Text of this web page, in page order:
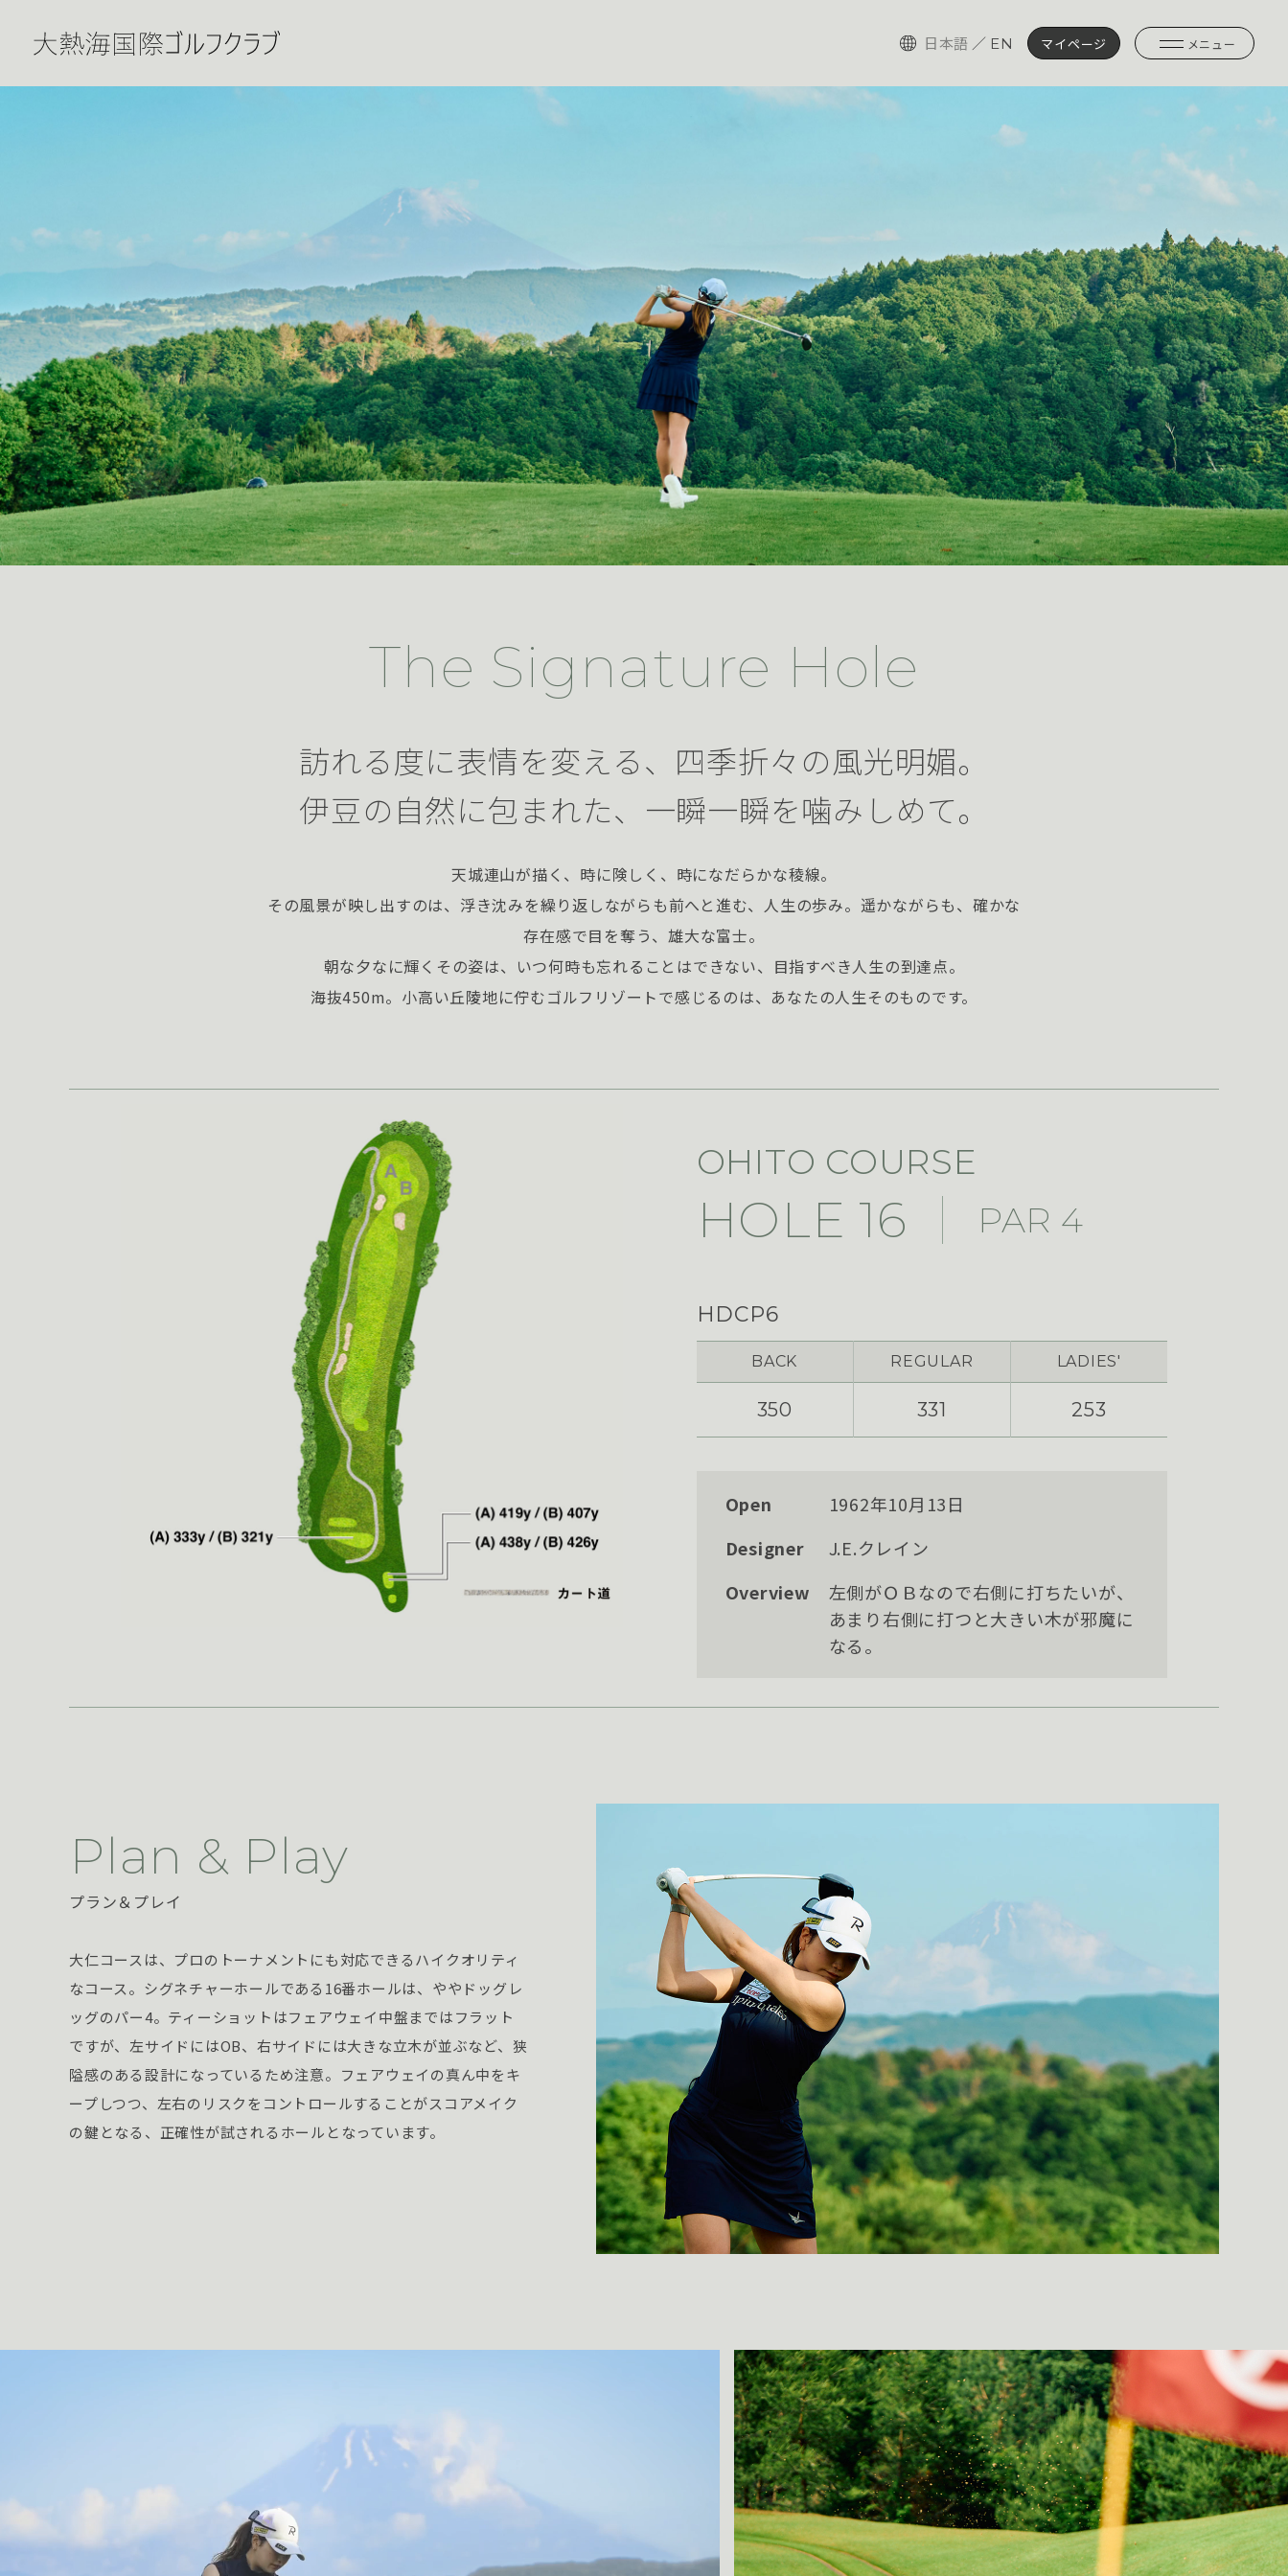
メニュー
日本語 ／ EN マイページ
The Signature Hole
訪れる度に表情を変える、四季折々の風光明媚。
伊豆の自然に包まれた、一瞬一瞬を噛みしめて。
天城連山が描く、時に険しく、時になだらかな稜線。
その風景が映し出すのは、浮き沈みを繰り返しながらも前へと進む、人生の歩み。遥かながらも、確かな
存在感で目を奪う、雄大な富士。
朝な夕なに輝くその姿は、いつ何時も忘れることはできない、目指すべき人生の到達点。
海抜450m。小高い丘陵地に佇むゴルフリゾートで感じるのは、あなたの人生そのものです。
OHITO COURSE
HOLE 16 PAR 4
HDCP6
BACK REGULAR LADIES'
350 331 253
Open
1962年10月13日
Designer
J.E.クレイン
Overview
左側がＯＢなので右側に打ちたいが、
あまり右側に打つと大きい木が邪魔に
なる。
Plan & Play
プラン＆プレイ
大仁コースは、プロのトーナメントにも対応できるハイクオリティ
なコース。シグネチャーホールである16番ホールは、ややドッグレ
ッグのパー4。ティーショットはフェアウェイ中盤まではフラット
ですが、左サイドにはOB、右サイドには大きな立木が並ぶなど、狭
隘感のある設計になっているため注意。フェアウェイの真ん中をキ
ープしつつ、左右のリスクをコントロールすることがスコアメイク
の鍵となる、正確性が試されるホールとなっています。